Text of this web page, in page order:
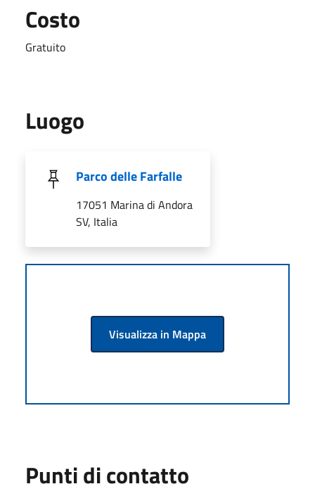
Costo
Gratuito
Luogo
Parco delle Farfalle
17051 Marina di Andora
SV, Italia
Visualizza in Mappa
Punti di contatto